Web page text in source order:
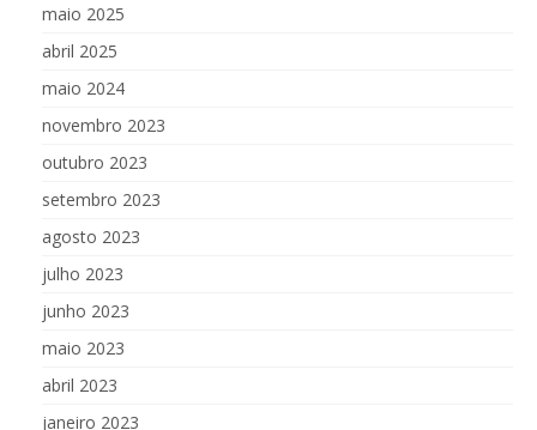
maio 2025
abril 2025
maio 2024
novembro 2023
outubro 2023
setembro 2023
agosto 2023
julho 2023
junho 2023
maio 2023
abril 2023
janeiro 2023